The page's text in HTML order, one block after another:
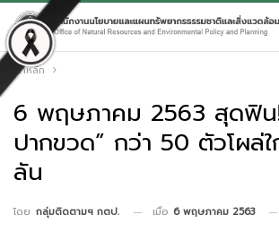
หน้าหลัก
6 พฤษภาคม 2563 สุดฟิน!
ปากขวด” กว่า 50 ตัวโผล่ใ
ลัน
โดย กลุ่มติดตามฯ กตป. เมื่อ 6 พฤษภาคม 2563